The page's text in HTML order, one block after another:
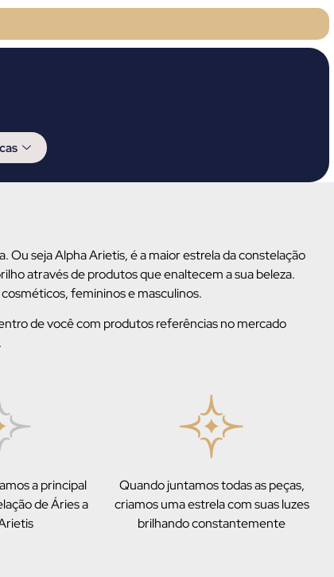
Ou seja Alpha Arietis, é a maior estrela da constelação
através de produtos que enaltecem a sua beleza.
femininos e masculinos.
de você com produtos referências no mercado
a principal
de Áries a
Quando juntamos todas as peças,
criamos uma estrela com suas luzes
brilhando constantemente